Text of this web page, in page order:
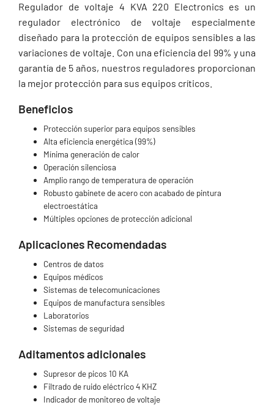
Regulador de voltaje 4 KVA 220 Electronics es un
regulador electrónico de voltaje especialmente
diseñado para la protección de equipos sensibles a las
variaciones de voltaje. Con una eficiencia del 99% y una
garantía de 5 años, nuestros reguladores proporcionan
la mejor protección para sus equipos críticos.
Beneficios
Protección superior para equipos sensibles
Alta eficiencia energética (99%)
Mínima generación de calor
Operación silenciosa
Amplio rango de temperatura de operación
Robusto gabinete de acero con acabado de pintura
electroestática
Múltiples opciones de protección adicional
Aplicaciones Recomendadas
Centros de datos
Equipos médicos
Sistemas de telecomunicaciones
Equipos de manufactura sensibles
Laboratorios
Sistemas de seguridad
Aditamentos adicionales
Supresor de picos 10 KA
Filtrado de ruido eléctrico 4 KHZ
Indicador de monitoreo de voltaje